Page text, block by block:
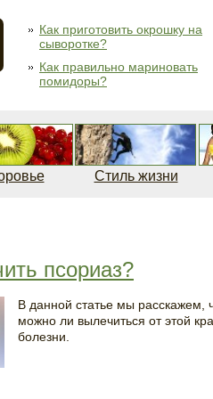
Как приготовить окрошку на
сыворотке?
Как правильно мариновать
помидоры?
Стиль жизни
псориаз?
В данной статье мы расскажем,
можно ли вылечиться от этой
болезни.